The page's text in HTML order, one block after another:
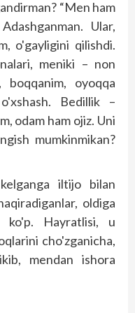
“Men ham
Ular,
o'gayligini qilishdi.
meniki – non
boqqanim, oyoqqa
Bedillik –
odam ham ojiz. Uni
mumkinmikan?
iltijo bilan
oldiga
ko'p. Hayratlisi, u
cho'zganicha,
mendan ishora